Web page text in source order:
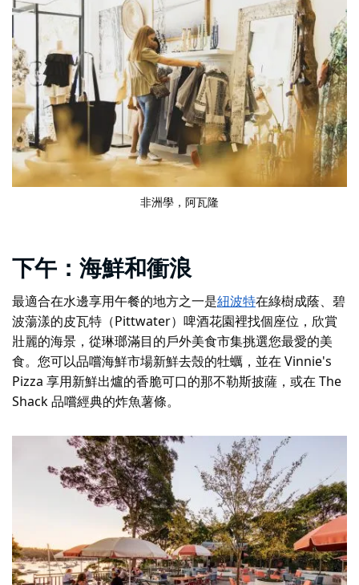
非洲學，阿瓦隆
下午：海鮮和衝浪
最適合在水邊享用午餐的地方之一是紐波特在綠樹成蔭、碧
波蕩漾的皮瓦特（Pittwater）啤酒花園裡找個座位，欣賞
壯麗的海景， 從琳瑯滿目的戶外美食市集挑選您最愛的美
食。您可以品嚐海鮮市場新鮮去殼的牡蠣，並在 Vinnie's
Pizza 享用新鮮出爐的香脆可口的那不勒斯披薩，或在 The
Shack 品嚐經典的炸魚薯條。